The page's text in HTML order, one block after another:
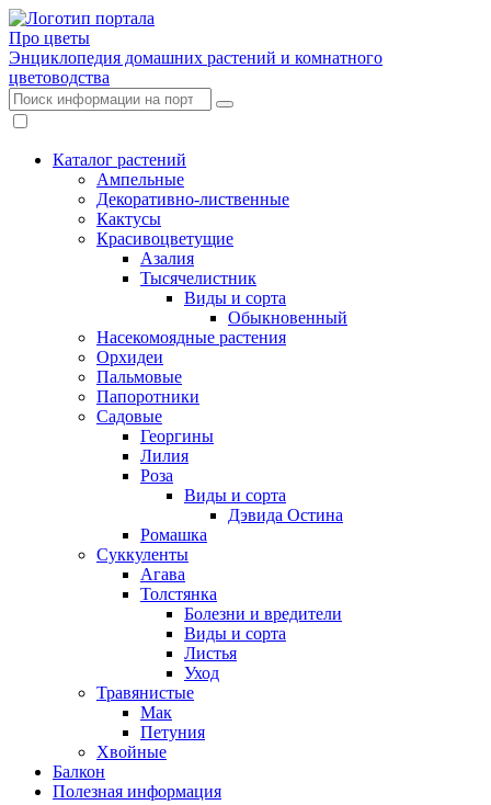
Про цветы
Энциклопедия домашних растений и комнатного
цветоводства
Каталог растений
Ампельные
Декоративно-лиственные
Кактусы
Красивоцветущие
Азалия
Тысячелистник
Виды и сорта
Обыкновенный
Насекомоядные растения
Орхидеи
Пальмовые
Папоротники
Садовые
Георгины
Лилия
Роза
Виды и сорта
Дэвида Остина
Ромашка
Суккуленты
Агава
Толстянка
Болезни и вредители
Виды и сорта
Листья
Уход
Травянистые
Мак
Петуния
Хвойные
Балкон
Полезная информация